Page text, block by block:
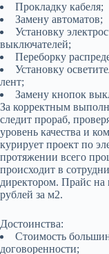
Прокладку кабеля;
Замену автоматов;
Установку
выключателей;
Переборку
Установку
лент;
Замену кнопок
За корректным
следит прораб,
уровень качества и
курирует проект по
протяжении всего
происходит в
директором. Прайс на
рублей за м2.
Достоинства:
Стоимость
договоренности;